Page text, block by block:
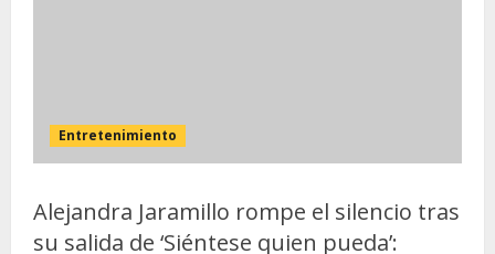
Entretenimiento
​Alejandra Jaramillo rompe el silencio tras
su salida de ‘Siéntese quien pueda’: